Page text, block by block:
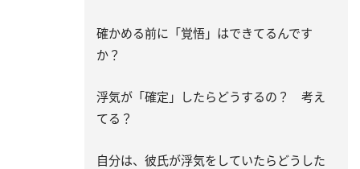
確かめる前に「覚悟」はできてるんです
か？
浮気が「確定」したらどうするの？ 考え
てる？
自分は、彼氏が浮気をしていたらどうした